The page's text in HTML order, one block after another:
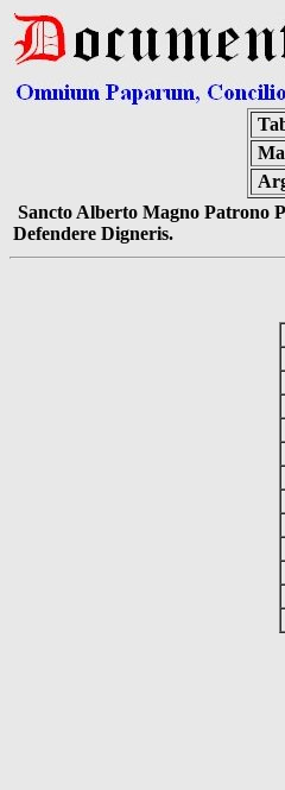
Sancto Alberto Magno Patrono
Defendere Digneris.